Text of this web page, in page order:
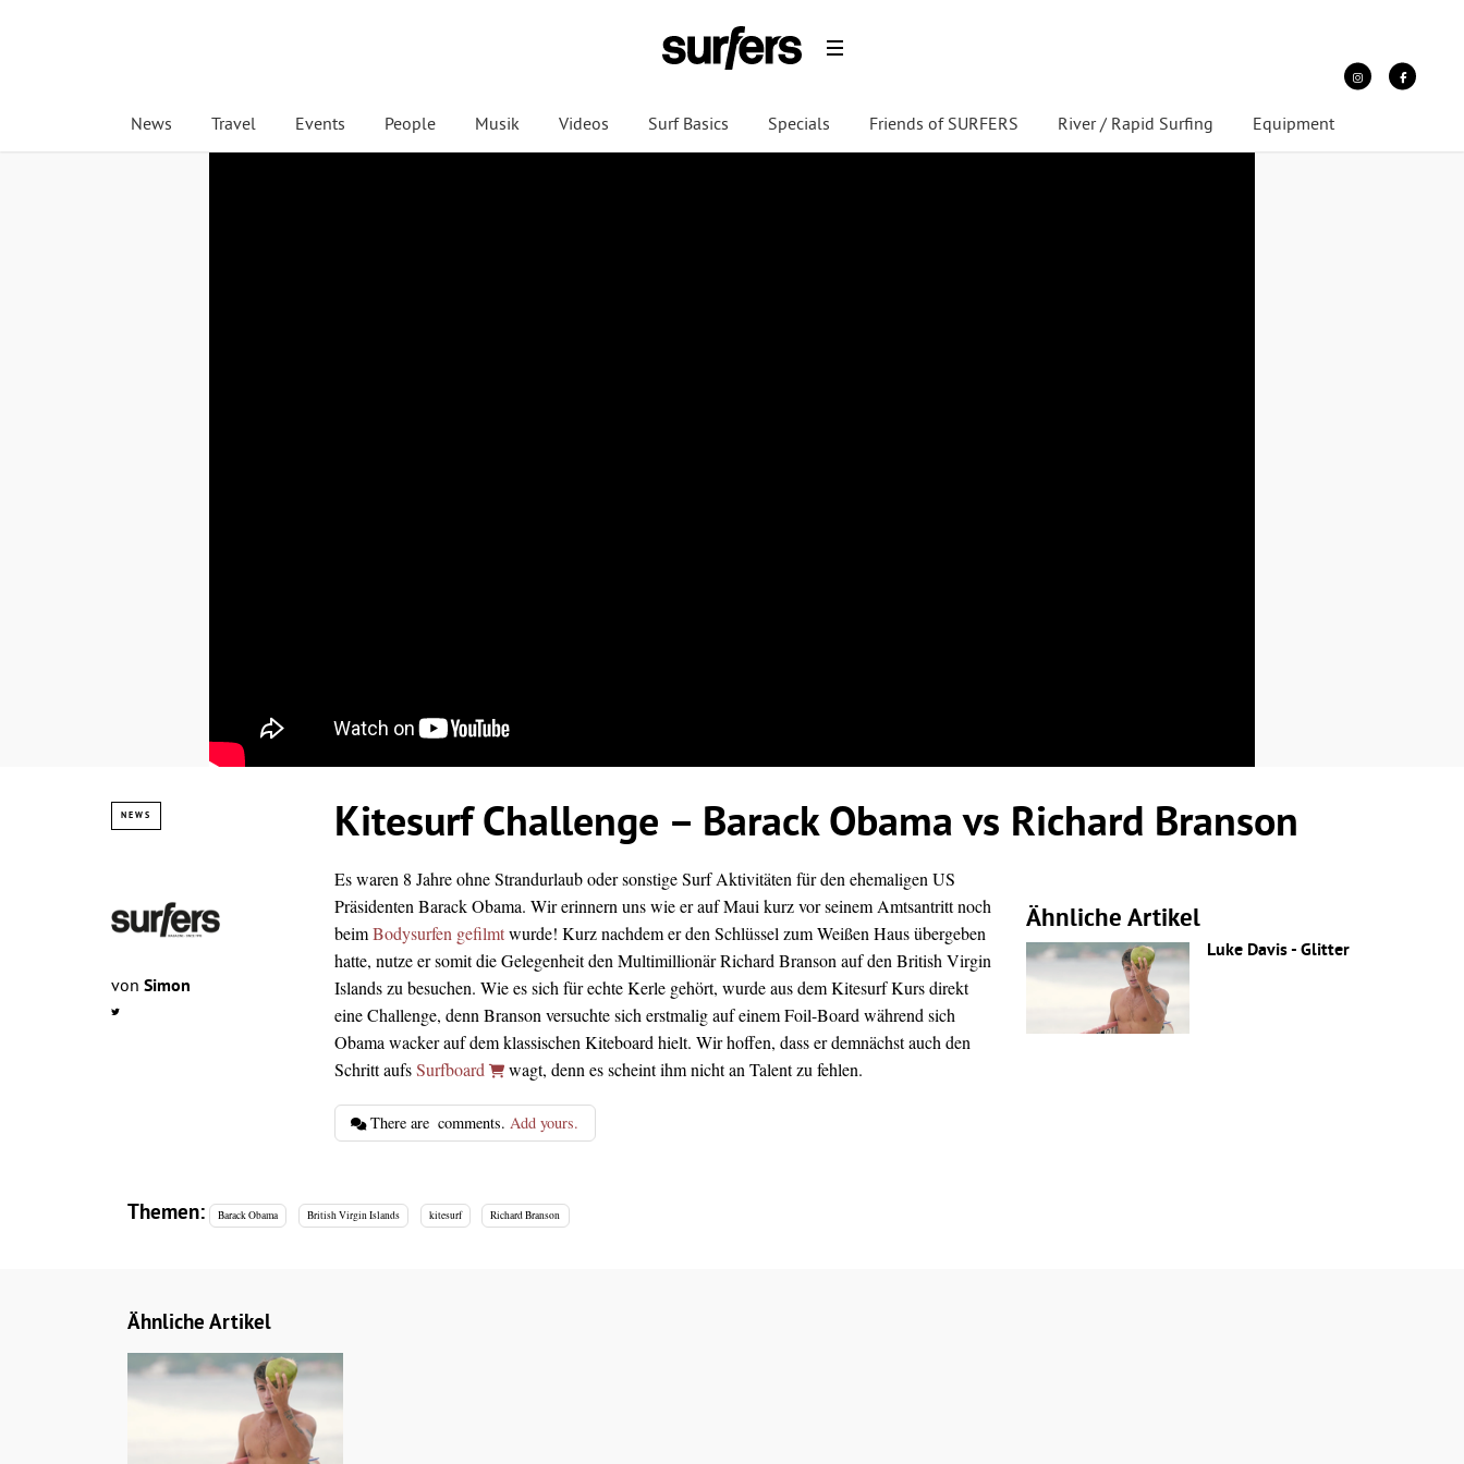
News Travel Events People Musik Videos Surf Basics Specials Friends of SURFERS River / Rapid Surfing Equipment
NEWS Kitesurf Challenge – Barack Obama vs Richard Branson
von Simon
Es waren 8 Jahre ohne Strandurlaub oder sonstige Surf Aktivitäten für den ehemaligen US
Präsidenten Barack Obama. Wir erinnern uns wie er auf Maui kurz vor seinem Amtsantritt noch
beimBodysurfen gefilmtwurde! Kurz nachdem er den Schlüssel zum Weißen Haus übergeben
hatte, nutze er somit die Gelegenheit den Multimillionär Richard Branson auf den British Virgin
Islands zu besuchen. Wie es sich für echte Kerle gehört, wurde aus dem Kitesurf Kurs direkt
eine Challenge, denn Branson versuchte sich erstmalig auf einem Foil-Board während sich
Obama wacker auf dem klassischen Kiteboard hielt. Wir hoffen, dass er demnächst auch den
Schritt aufsSurfboard wagt, denn es scheint ihm nicht an Talent zu fehlen.
Ähnliche Artikel
Luke Davis - Glitter
There are comments.Add yours.
Themen: Barack Obama British Virgin Islands kitesurf Richard Branson
Ähnliche Artikel